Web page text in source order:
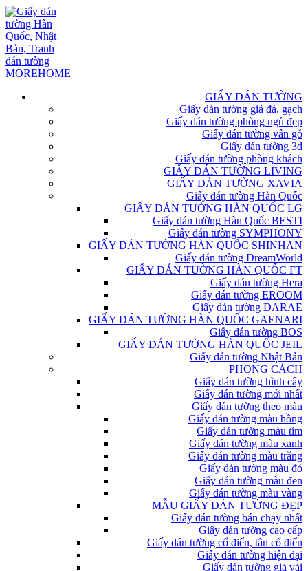
GIẤY DÁN TƯỜNG
Giấy dán tường giả đá, gạch
Giấy dán tường phòng ngủ đẹp
Giấy dán tường vân gỗ
Giấy dán tường 3d
Giấy dán tường phòng khách
GIẤY DÁN TƯỜNG LIVING
GIẤY DÁN TƯỜNG XAVIA
Giấy dán tường Hàn Quốc
GIẤY DÁN TƯỜNG HÀN QUỐC LG
Giấy dán tường Hàn Quốc BESTI
Giấy dán tường SYMPHONY
GIẤY DÁN TƯỜNG HÀN QUỐC SHINHAN
Giấy dán tường DreamWorld
GIẤY DÁN TƯỜNG HÀN QUỐC FT
Giấy dán tường Hera
Giấy dán tường EROOM
Giấy dán tường DARAE
GIẤY DÁN TƯỜNG HÀN QUỐC GAENARI
Giấy dán tường BOS
GIẤY DÁN TƯỜNG HÀN QUỐC JEIL
Giấy dán tường Nhật Bản
PHONG CÁCH
Giấy dán tường hình cây
Giấy dán tường mới nhất
Giấy dán tường theo màu
Giấy dán tường màu hồng
Giấy dán tường màu tím
Giấy dán tường màu xanh
Giấy dán tường màu trắng
Giấy dán tường màu đỏ
Giấy dán tường màu đen
Giấy dán tường màu vàng
MẪU GIẤY DÁN TƯỜNG ĐẸP
Giấy dán tường bán chạy nhất
Giấy dán tường cao cấp
Giấy dán tường cổ điển, tân cổ điển
Giấy dán tường hiện đại
Giấy dán tường giả vải